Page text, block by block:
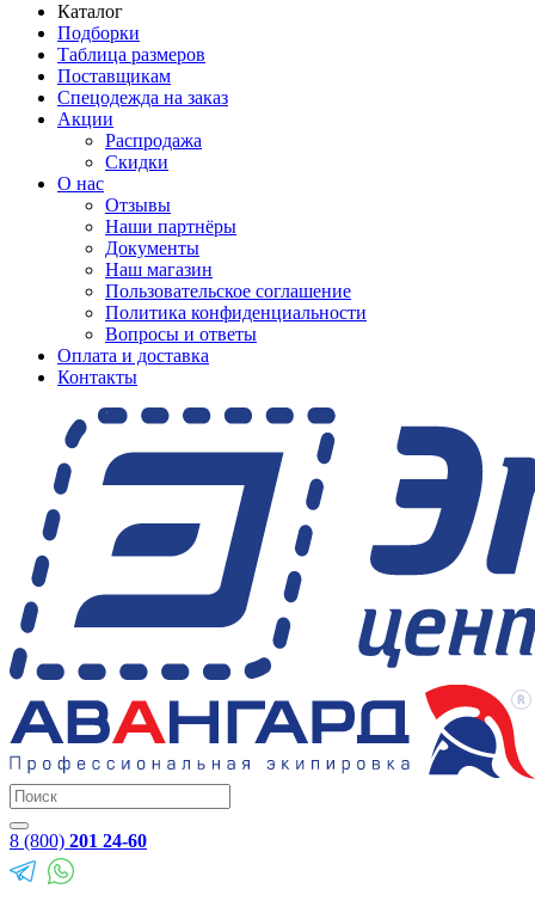
Каталог
Подборки
Таблица размеров
Поставщикам
Спецодежда на заказ
Акции
Распродажа
Скидки
О нас
Отзывы
Наши партнёры
Документы
Наш магазин
Пользовательское соглашение
Политика конфиденциальности
Вопросы и ответы
Оплата и доставка
Контакты
8 (800) 201 24-60